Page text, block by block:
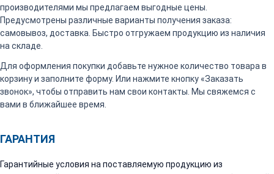
производителями мы предлагаем выгодные цены.
Предусмотрены различные варианты получения заказа:
самовывоз, доставка. Быстро отгружаем продукцию из наличия
на складе.
Для оформления покупки добавьте нужное количество товара в
корзину и заполните форму. Или нажмите кнопку «Заказать
звонок», чтобы отправить нам свои контакты. Мы свяжемся с
вами в ближайшее время.
ГАРАНТИЯ
Гарантийные условия на поставляемую продукцию из